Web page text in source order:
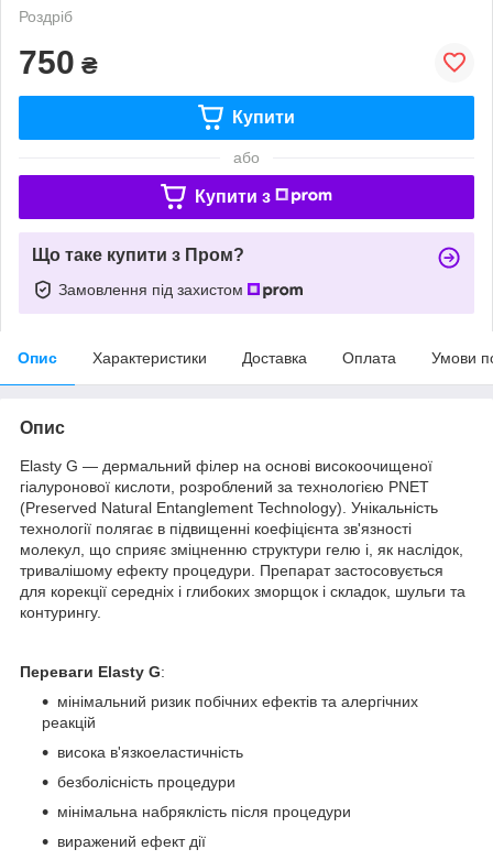
Роздріб
750 ₴
Купити
або
Купити з
Що таке купити з Пром?
Замовлення під захистом
Опис Характеристики Доставка Оплата Умови
Опис
Elasty G — дермальний філер на основі високоочищеної
гіалуронової кислоти, розроблений за технологією PNET
(Preserved Natural Entanglement Technology). Унікальність
технології полягає в підвищенні коефіцієнта зв'язності
молекул, що сприяє зміцненню структури гелю і, як наслідок,
тривалішому ефекту процедури. Препарат застосовується
для корекції середніх і глибоких зморщок і складок, шульги та
контурингу.
Переваги Elasty G:
мінімальний ризик побічних ефектів та алергічних
реакцій
висока в'язкоеластичність
безболісність процедури
мінімальна набряклість після процедури
виражений ефект дії